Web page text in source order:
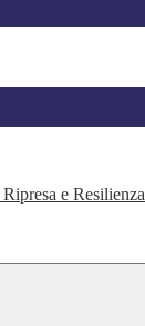
e Resilienza